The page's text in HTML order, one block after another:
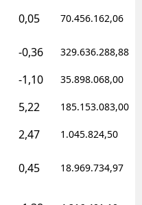
0,05 70.456.162,06
-0,36 329.636.288,88
-1,10 35.898.068,00
5,22 185.153.083,00
2,47 1.045.824,50
0,45 18.969.734,97